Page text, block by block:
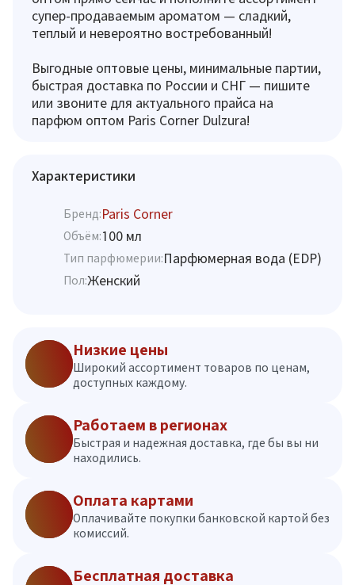
супер-продаваемым ароматом — сладкий,
теплый и невероятно востребованный!
Выгодные оптовые цены, минимальные партии,
быстрая доставка по России и СНГ — пишите
или звоните для актуального прайса на
парфюм оптом Paris Corner Dulzura!
Характеристики
Бренд:Paris Corner
Объём:100 мл
Тип парфюмерии:Парфюмерная вода (EDP)
Пол:Женский
Низкие цены
Широкий ассортимент товаров по ценам,
доступных каждому.
Работаем в регионах
Быстрая и надежная доставка, где бы вы ни
находились.
Оплата картами
Оплачивайте покупки банковской картой без
комиссий.
Бесплатная доставка